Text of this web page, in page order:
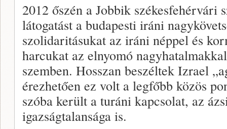
2012 őszén a Jobbik székesfehérvári
látogatást a budapesti iráni
szolidaritásukat az iráni néppel és
harcukat az elnyomó
szemben. Hosszan beszéltek Izrael
érezhetően ez volt a legfőbb közös
szóba került a turáni kapcsolat, az
igazságtalansága is.